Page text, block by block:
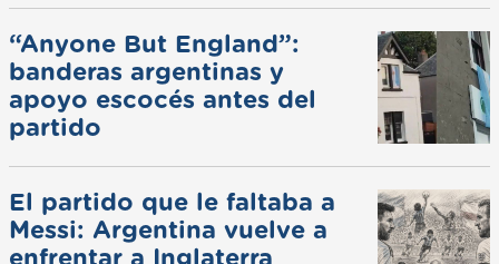
“Anyone But England”:
banderas argentinas y
apoyo escocés antes del
partido
El partido que le faltaba a
Messi: Argentina vuelve a
enfrentar a Inglaterra